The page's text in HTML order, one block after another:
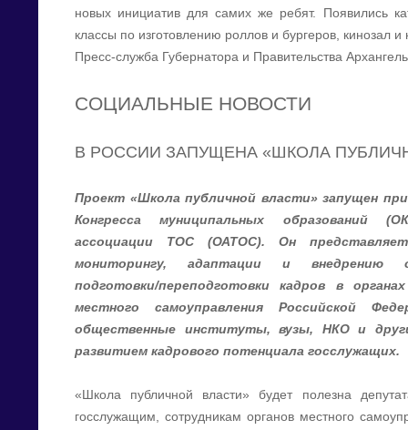
новых инициатив для самих же ребят. Появились
классы по изготовлению роллов и бургеров, кинозал и
Пресс-служба Губернатора и Правительства
СОЦИАЛЬНЫЕ НОВОСТИ
В РОССИИ ЗАПУЩЕНА «ШКОЛА
Проект «Школа публичной власти» запущен
Конгресса муниципальных образований
ассоциации ТОС (ОАТОС). Он
мониторингу, адаптации и внедрению
подготовки/переподготовки кадров в
местного самоуправления Российской
общественные институты, вузы, НКО и
развитием кадрового потенциала госслужащих.
«Школа публичной власти» будет полезна
госслужащим, сотрудникам органов местного